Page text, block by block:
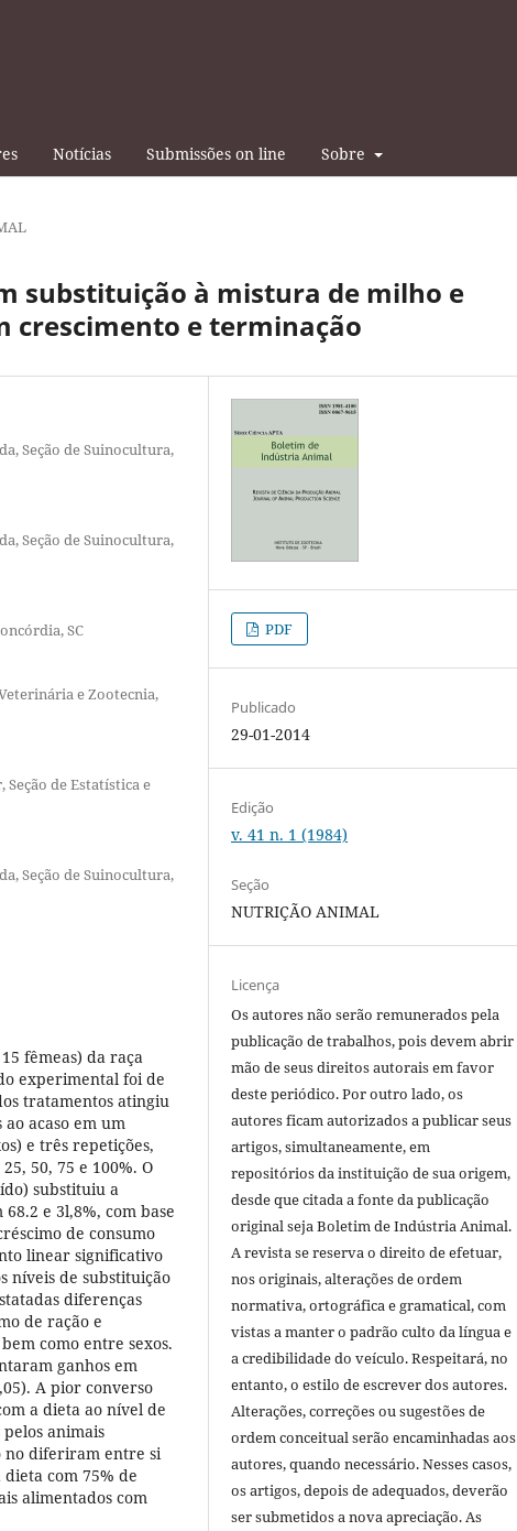
Notícias Submissões on line Sobre
substituição à mistura de milho e
crescimento e terminação
Seção de Suinocultura,
Seção de Suinocultura,
SC
e Zootecnia,
de Estatística e
Seção de Suinocultura,
fêmeas) da raça
experimental foi de
tratamentos atingiu
acaso em um
e três repetições,
50, 75 e 100%. O
substituiu a
e 3l,8%, com base
de consumo
linear significativo
níveis de substituição
diferenças
de ração e
como entre sexos.
ganhos em
A pior converso
a dieta ao nível de
animais
no diferiram entre si
dieta com 75% de
alimentados com
PDF
Publicado
29-01-2014
Edição
v. 41 n. 1 (1984)
Seção
NUTRIÇÃO ANIMAL
Licença
Os autores não serão remunerados pela
publicação de trabalhos, pois devem abrir
mão de seus direitos autorais em favor
deste periódico. Por outro lado, os
autores ficam autorizados a publicar seus
artigos, simultaneamente, em
repositórios da instituição de sua origem,
desde que citada a fonte da publicação
original seja Boletim de Indústria Animal.
A revista se reserva o direito de efetuar,
nos originais, alterações de ordem
normativa, ortográfica e gramatical, com
vistas a manter o padrão culto da língua e
a credibilidade do veículo. Respeitará, no
entanto, o estilo de escrever dos autores.
Alterações, correções ou sugestões de
ordem conceitual serão encaminhadas aos
autores, quando necessário. Nesses casos,
os artigos, depois de adequados, deverão
ser submetidos a nova apreciação. As